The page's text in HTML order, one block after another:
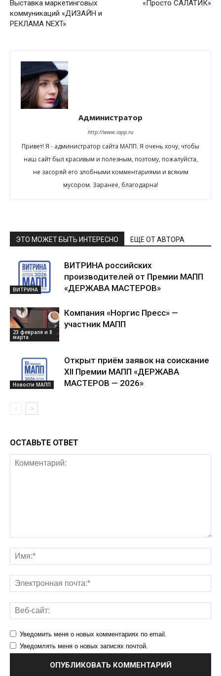
Выставка маркетинговых
коммуникаций «ДИЗАЙН и
РЕКЛАМА NEXT»
«Просто САЛАТИК»
Администратор
http://www.iapp.ru
Привет! Я - администратор сайта МАПП. Я очень хочу, чтобы
наш сайт был красивым и полезным, поэтому, пожалуйста,
не засоряй его злобными комментариями и всяким
мусором. Заранее, благодарна!
ЭТО МОЖЕТ БЫТЬ ИНТЕРЕСНО ЕЩЕ ОТ АВТОРА
ВИТРИНА
ВИТРИНА российских
производителей от Премии МАПП
«ДЕРЖАВА МАСТЕРОВ»
23 февраля и 8
марта
Компания «Норгис Пресс» —
участник МАПП
Новости МАПП
Открыт приём заявок на соискание
XII Премии МАПП «ДЕРЖАВА
МАСТЕРОВ — 2026»
ОСТАВЬТЕ ОТВЕТ
Уведомить меня о новых комментариях по email.
Уведомлять меня о новых записях почтой.